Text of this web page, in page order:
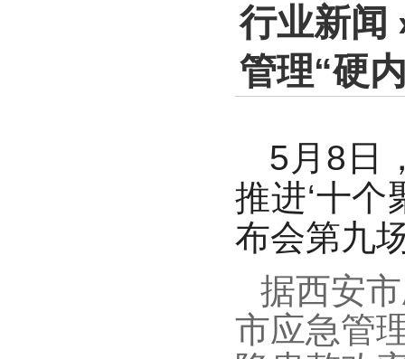
行业新闻
管理“硬
5月8日
推进‘十个
布会第九
据西安
市应急管